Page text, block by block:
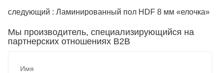
следующий : Ламинированный пол HDF 8 мм «елочка»
Мы производитель, специализирующийся на
партнерских отношениях B2B
Имя